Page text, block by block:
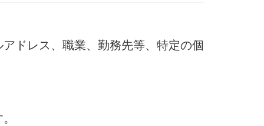
ドレス、職業、勤務先等、特定の個